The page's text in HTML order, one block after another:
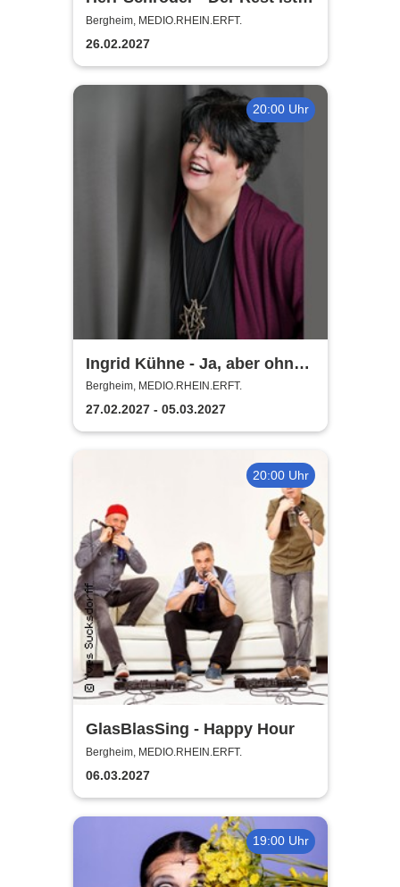
Hausaufgabe
Bergheim, MEDIO.RHEIN.ERFT.
26.02.2027
20:00 Uhr
Ingrid Kühne - Ja, aber ohne
mich!
Bergheim, MEDIO.RHEIN.ERFT.
27.02.2027 - 05.03.2027
20:00 Uhr
GlasBlasSing - Happy Hour
Bergheim, MEDIO.RHEIN.ERFT.
06.03.2027
19:00 Uhr